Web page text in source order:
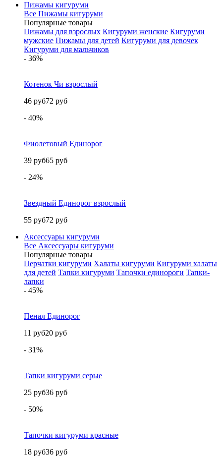
Пижамы кигуруми
Все Пижамы кигуруми
Популярные товары
Пижамы для взрослых Кигуруми женские Кигуруми
мужские Пижамы для детей Кигуруми для девочек
Кигуруми для мальчиков
- 36%
Котенок Чи взрослый
46 руб72 руб
- 40%
Фиолетовый Единорог
39 руб65 руб
- 24%
Звездный Единорог взрослый
55 руб72 руб
Аксессуары кигуруми
Все Аксессуары кигуруми
Популярные товары
Перчатки кигуруми Халаты кигуруми Кигуруми халаты
для детей Тапки кигуруми Тапочки единороги Тапки-
лапки
- 45%
Пенал Единорог
11 руб20 руб
- 31%
Тапки кигуруми серые
25 руб36 руб
- 50%
Тапочки кигуруми красные
18 руб36 руб